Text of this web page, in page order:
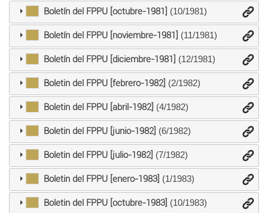
Boletín del FPPU [octubre-1981] (10/1981)
Boletín del FPPU [noviembre-1981] (11/1981)
Boletín del FPPU [diciembre-1981] (12/1981)
Boletin del FPPU [febrero-1982] (2/1982)
Boletin del FPPU [abril-1982] (4/1982)
Boletin del FPPU [junio-1982] (6/1982)
Boletin del FPPU [julio-1982] (7/1982)
Boletin del FPPU [enero-1983] (1/1983)
Boletin del FPPU [octubre-1983] (10/1983)